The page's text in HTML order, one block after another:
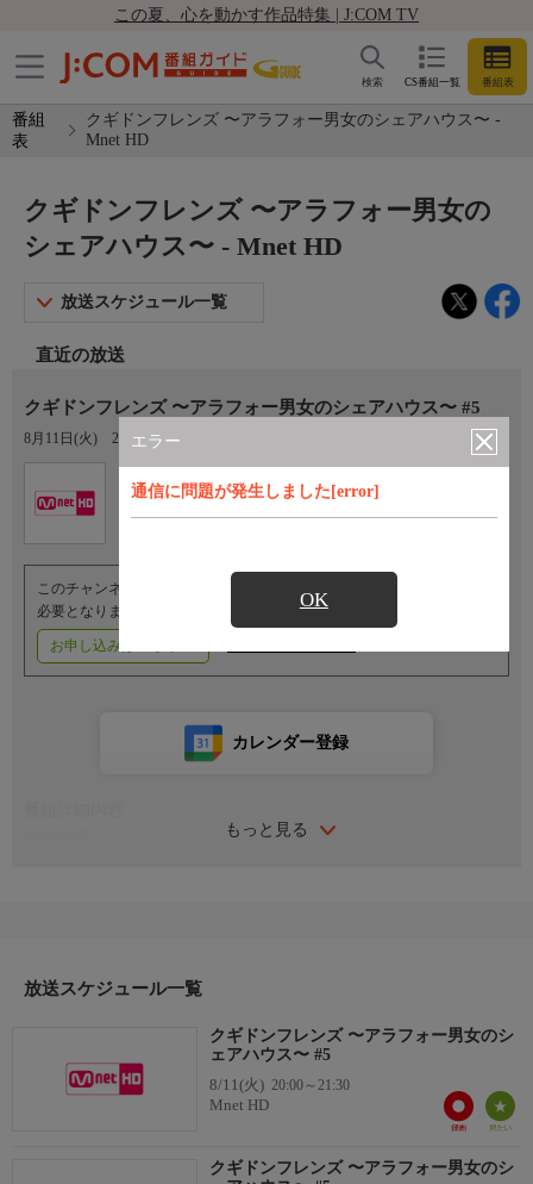
この夏、心を動かす作品特集 | J:COM TV
CS番組一覧 番組表
検索
番組
表
クギドンフレンズ 〜アラフォー男女のシェアハウス〜 -
Mnet HD
エラー
通信に問題が発生しました[error]
OK
クギドンフレンズ 〜アラフォー男女の
シェアハウス〜 - Mnet HD
放送スケジュール一覧
直近の放送
クギドンフレンズ 〜アラフォー男女のシェアハウス〜 #5
8月11日(火) 20:00〜21:30
Mnet HD
このチャンネルのご視聴には、オプションチャンネル(有料)のご契約が
必要となります。
お申し込みはこちら
もっと見る
カレンダー登録
放送スケジュール一覧
クギドンフレンズ 〜アラフォー男女のシ
ェアハウス〜 #5
8/11(火) 20:00～21:30
Mnet HD
クギドンフレンズ 〜アラフォー男女のシ